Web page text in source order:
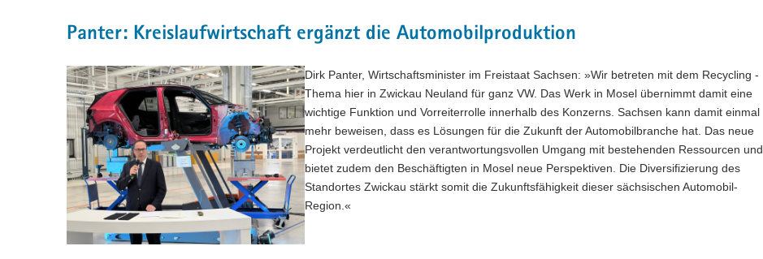
Panter: Kreislaufwirtschaft ergänzt die Automobilproduktion
Dirk Panter, Wirtschaftsminister im Freistaat Sachsen: »Wir betreten mit dem Recycling -
Thema hier in Zwickau Neuland für ganz VW. Das Werk in Mosel übernimmt damit eine
wichtige Funktion und Vorreiterrolle innerhalb des Konzerns. Sachsen kann damit einmal
mehr beweisen, dass es Lösungen für die Zukunft der Automobilbranche hat. Das neue
Projekt verdeutlicht den verantwortungsvollen Umgang mit bestehenden Ressourcen und
bietet zudem den Beschäftigten in Mosel neue Perspektiven. Die Diversifizierung des
Standortes Zwickau stärkt somit die Zukunftsfähigkeit dieser sächsischen Automobil-
Region.«